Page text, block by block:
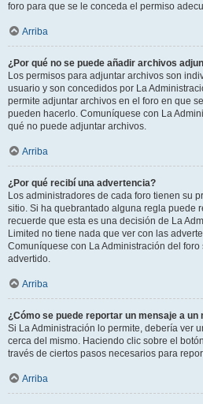
foro para que se le conceda el permiso
Arriba
¿Por qué no se puede añadir archivos
Los permisos para adjuntar archivos son
usuario y son concedidos por La
permite adjuntar archivos en el foro en que
pueden hacerlo. Comuníquese con La
qué no puede adjuntar archivos.
Arriba
¿Por qué recibí una advertencia?
Los administradores de cada foro tienen su
sitio. Si ha quebrantado alguna regla puede
recuerde que esta es una decisión de La
Limited no tiene nada que ver con las
Comuníquese con La Administración del
advertido.
Arriba
¿Cómo se puede reportar un mensaje a un
Si La Administración lo permite, debería ver
cerca del mismo. Haciendo clic sobre el
través de ciertos pasos necesarios para
Arriba